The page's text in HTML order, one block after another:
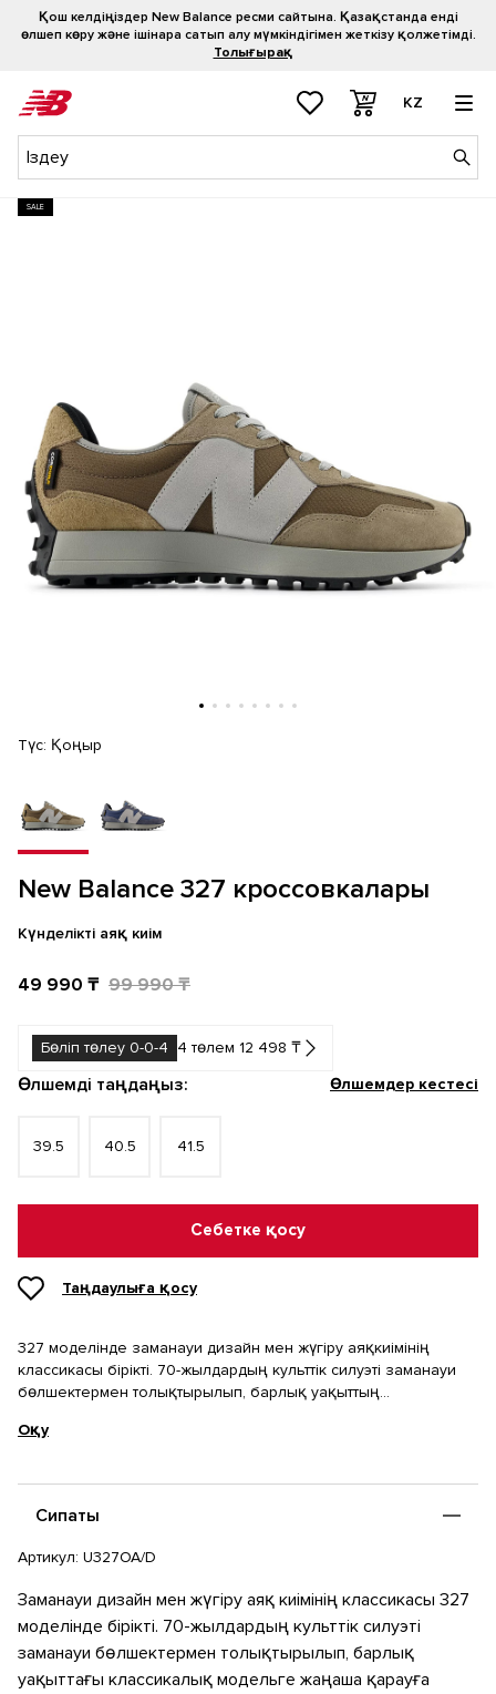
Қош келдіңіздер New Balance ресми сайтына. Қазақстанда енді
өлшеп көру және ішінара сатып алу мүмкіндігімен жеткізу қолжетімді.
Толығырақ
KZ
SALE
New Balance 327 кроссовкалары
Күнделікті аяқ киім
49 990 ₸ 99 990 ₸
Бөліп төлеу 0-0-4 4 төлем 12 498 ₸
Түс: Қоңыр
Өлшемді таңдаңыз: Өлшемдер кестесі
39.5 40.5 41.5
Себетке қосу
Таңдаулыға қосу
327 моделінде заманауи дизайн мен жүгіру аяқкиімінің
классикасы бірікті. 70-жылдардың культтік силуэті заманауи
бөлшектермен толықтырылып, барлық уақыттың
Ыңғайлы әрі стильді ретро кроссовкалар күнделікті образға
теріден жасалған, бұл жайлылық пен ұзаққа төзімділікті
береді. Бедерлі өрнегі бар резеңке табан бетпен жақсы
ұзақ серуендер мен белсенді демалысқа өте қолайлы.
Оқу
Сипаты
Артикул: U327OA/D
Заманауи дизайн мен жүгіру аяқ киімінің классикасы 327
моделінде бірікті. 70-жылдардың культтік силуэті
заманауи бөлшектермен толықтырылып, барлық
уақыттағы классикалық модельге жаңаша қарауға